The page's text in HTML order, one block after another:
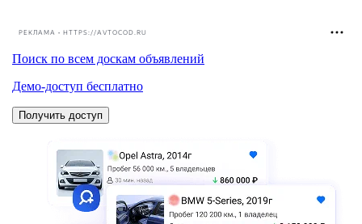
РЕКЛАМА • HTTPS://AVTOCOD.RU